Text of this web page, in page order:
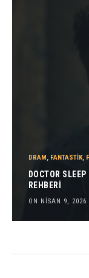
DRAM , FANTASTIK,
DOCTOR
REHBERI
ON NISAN 9, 2026